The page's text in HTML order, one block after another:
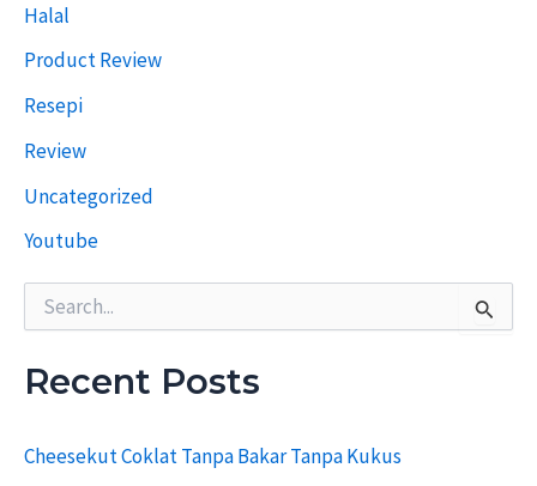
e
d
h
u
l
u
Halal
Product Review
Resepi
Review
Uncategorized
Youtube
r
o
Recent Posts
Cheesekut Coklat Tanpa Bakar Tanpa Kukus